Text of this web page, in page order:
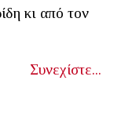
κι από τον
Συνεχίστε...